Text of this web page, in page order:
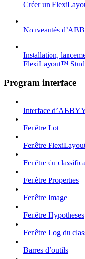
Créer un
Nouveautés
Installation,
FlexiLayout™
Program interface
Interface
Fenêtre Lot
Fenêtre FlexiLayout
Fenêtre du
Fenêtre Properties
Fenêtre Image
Fenêtre Hypotheses
Fenêtre Log du
Barres d’outils